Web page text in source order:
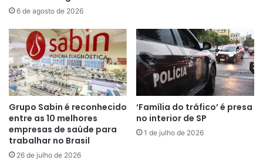
6 de agosto de 2026
Grupo Sabin é reconhecido
entre as 10 melhores
empresas de saúde para
trabalhar no Brasil
26 de julho de 2026
‘Família do tráfico’ é presa
no interior de SP
1 de julho de 2026